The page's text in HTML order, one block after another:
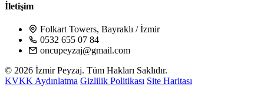
İletişim
Folkart Towers, Bayraklı / İzmir
0532 655 07 84
oncupeyzaj@gmail.com
© 2026 İzmir Peyzaj. Tüm Hakları Saklıdır.
KVKK Aydınlatma Gizlilik Politikası Site Haritası